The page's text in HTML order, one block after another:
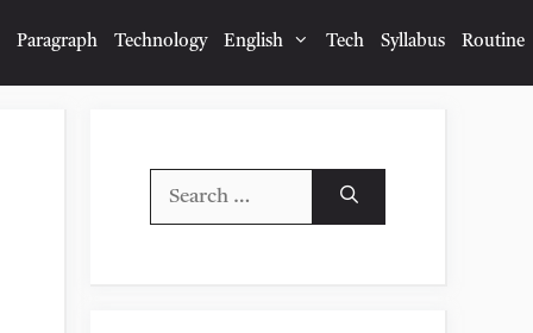
Paragraph Technology English Tech Syllabus Routine